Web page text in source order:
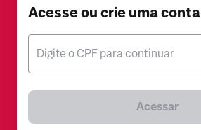
Acesse ou crie uma conta
Digite o CPF para continuar
Acessar